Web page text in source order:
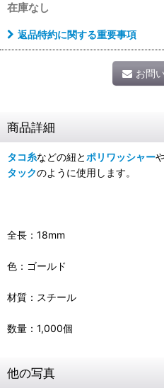
在庫なし
返品特約に関する重要事項
お問
商品詳細
タコ糸などの紐とポリワッシャー
タックのように使用します。
全長：18mm
色：ゴールド
材質：スチール
数量：1,000個
他の写真